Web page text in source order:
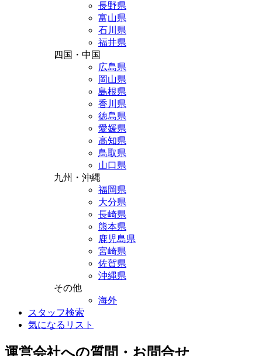
長野県
富山県
石川県
福井県
四国・中国
広島県
岡山県
島根県
香川県
徳島県
愛媛県
高知県
鳥取県
山口県
九州・沖縄
福岡県
大分県
長崎県
熊本県
鹿児島県
宮崎県
佐賀県
沖縄県
その他
海外
スタッフ検索
気になるリスト
運営会社への質問・お問合せ